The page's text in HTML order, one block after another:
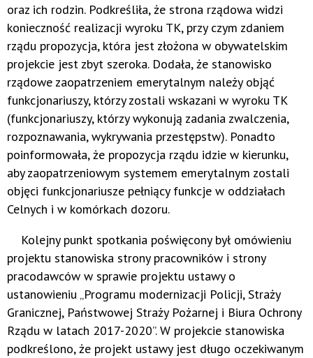
oraz ich rodzin. Podkreśliła, że strona rządowa widzi
konieczność realizacji wyroku TK, przy czym zdaniem
rządu propozycja, która jest złożona w obywatelskim
projekcie jest zbyt szeroka. Dodała, że stanowisko
rządowe zaopatrzeniem emerytalnym należy objąć
funkcjonariuszy, którzy zostali wskazani w wyroku TK
(funkcjonariuszy, którzy wykonują zadania zwalczenia,
rozpoznawania, wykrywania przestępstw). Ponadto
poinformowała, że propozycja rządu idzie w kierunku,
aby zaopatrzeniowym systemem emerytalnym zostali
objęci funkcjonariusze pełniący funkcje w oddziałach
Celnych i w komórkach dozoru.
Kolejny punkt spotkania poświęcony był omówieniu
projektu stanowiska strony pracowników i strony
pracodawców w sprawie projektu ustawy o
ustanowieniu „Programu modernizacji Policji, Straży
Granicznej, Państwowej Straży Pożarnej i Biura Ochrony
Rządu w latach 2017-2020”. W projekcie stanowiska
podkreślono, że projekt ustawy jest długo oczekiwanym